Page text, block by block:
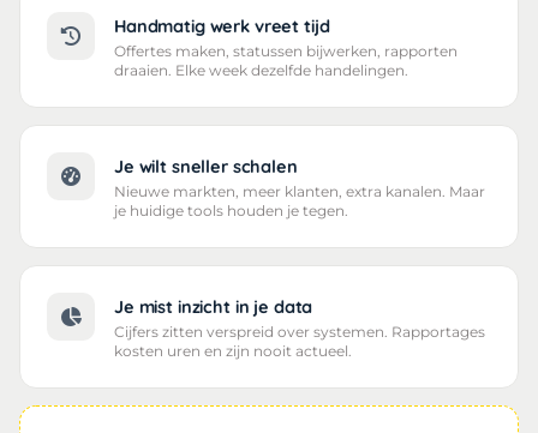
Handmatig werk vreet tijd
Offertes maken, statussen bijwerken, rapporten
draaien. Elke week dezelfde handelingen.
Je wilt sneller schalen
Nieuwe markten, meer klanten, extra kanalen. Maar
je huidige tools houden je tegen.
Je mist inzicht in je data
Cijfers zitten verspreid over systemen. Rapportages
kosten uren en zijn nooit actueel.